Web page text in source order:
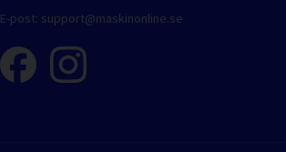
E-post: support@maskinonline.se